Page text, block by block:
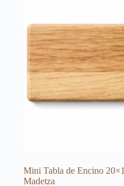
Mini Tabla de Encino
Madetza